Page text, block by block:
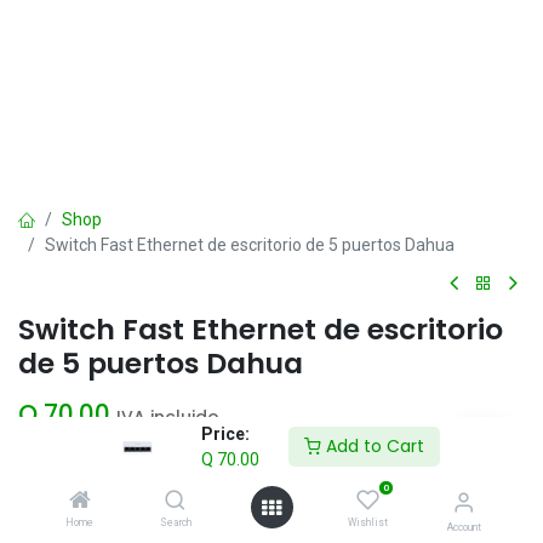
Price:
Q 70.00
Add to Cart
Home Search
0
Wishlist Account
Shop
Switch Fast Ethernet de escritorio de 5 puertos Dahua
Switch Fast Ethernet de escritorio
de 5 puertos Dahua
Q 70.00 IVA incluido
Add to Cart